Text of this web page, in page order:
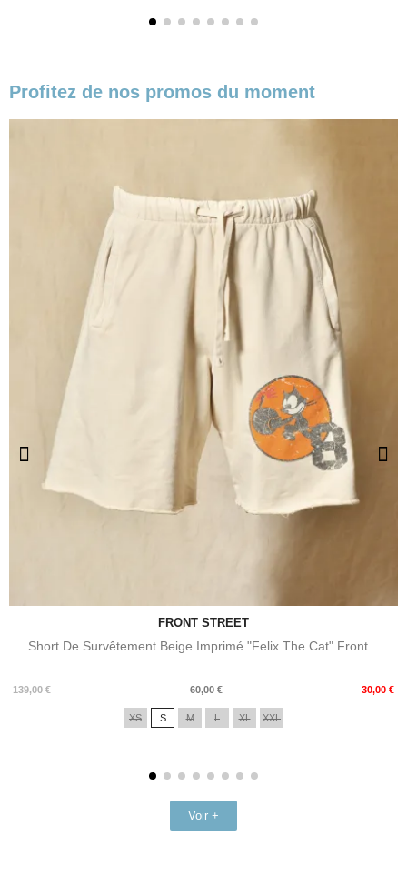
Profitez de nos promos du moment
FRONT STREET
Short De Survêtement Beige Imprimé "Felix The Cat" Front...
139,00 €
Prix
60,00 € 30,00 €
Prix
XS S M L XL XXL
Voir +